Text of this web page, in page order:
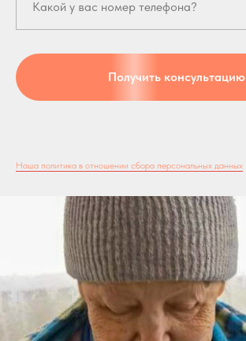
Получить консультацию
Наша политика в отношении сбора персональных данных